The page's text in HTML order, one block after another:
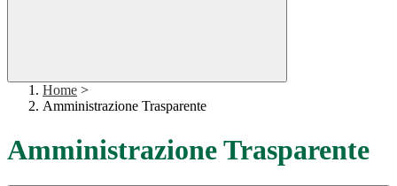
Home >
Amministrazione Trasparente
Amministrazione Trasparente